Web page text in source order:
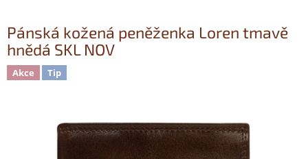
Pánská kožená peněženka Loren tmavě
hnědá SKL NOV
Akce Tip